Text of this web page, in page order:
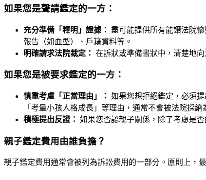
如果您是聲請鑑定的一方：
充分準備「釋明」證據： 盡可能提供所有能讓法院
報告（如血型）、戶籍資料等。
明確請求法院裁定： 在訴狀或準備書狀中，清楚地
如果您是被要求鑑定的一方：
慎重考慮「正當理由」： 如果您想拒絕鑑定，必須
「考量小孩人格成長」等理由，通常不會被法院採納
積極提出反證： 如果您否認親子關係，除了考慮是
親子鑑定費用由誰負擔？
親子鑑定費用通常會被列為訴訟費用的一部分。原則上，